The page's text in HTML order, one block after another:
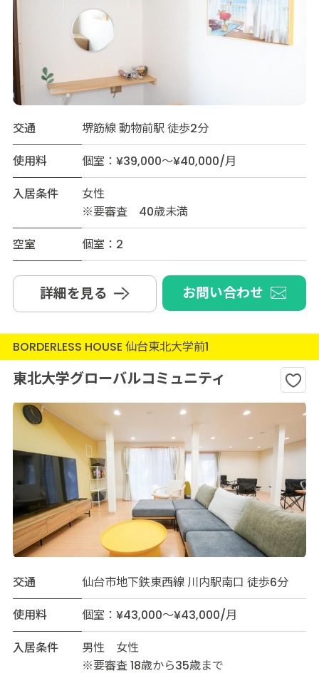
交通
堺筋線 動物前駅 徒歩2分
使用料
個室：¥39,000～¥40,000/月
入居条件
女性
※要審査 40歳未満
空室
個室：2
詳細を見る お問い合わせ
BORDERLESS HOUSE 仙台東北大学前1
東北大学グローバルコミュニティ
交通
仙台市地下鉄東西線 川内駅南口 徒歩6分
使用料
個室：¥43,000～¥43,000/月
入居条件
男性 女性
※要審査 18歳から35歳まで